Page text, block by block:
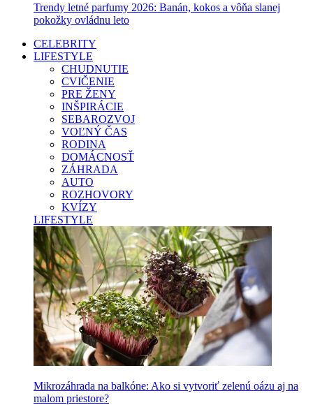
Trendy letné parfumy 2026: Banán, kokos a vôňa slanej
pokožky ovládnu leto
CELEBRITY
LIFESTYLE
CHUDNUTIE
CVIČENIE
PRE ŽENY
INŠPIRÁCIE
SEBAROZVOJ
VOĽNÝ ČAS
RODINA
DOMÁCNOSŤ
ZÁHRADA
AUTO
ROZHOVORY
KVÍZY
LIFESTYLE
Mikrozáhrada na balkóne: Ako si vytvoriť zelenú oázu aj na
malom priestore?